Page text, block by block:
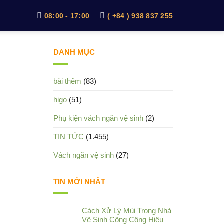
08:00 - 17:00 ( +84 ) 938 837 255
DANH MỤC
bài thêm (83)
higo (51)
Phụ kiện vách ngăn vệ sinh (2)
TIN TỨC (1.455)
Vách ngăn vệ sinh (27)
TIN MỚI NHẤT
Cách Xử Lý Mùi Trong Nhà
Vệ Sinh Công Cộng Hiệu